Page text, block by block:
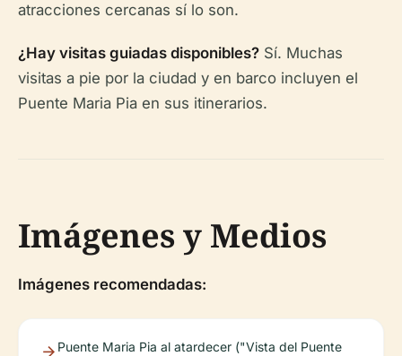
atracciones cercanas sí lo son.
¿Hay visitas guiadas disponibles? Sí. Muchas
visitas a pie por la ciudad y en barco incluyen el
Puente Maria Pia en sus itinerarios.
Imágenes y Medios
Imágenes recomendadas:
Puente Maria Pia al atardecer ("Vista del Puente